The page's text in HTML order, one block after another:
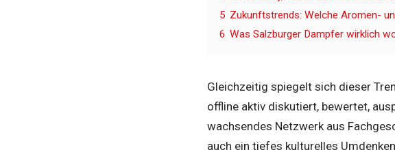
5 Zukunftstrends: Welche Aromen-
6 Was Salzburger Dampfer wirklich
Gleichzeitig spiegelt sich dieser
offline aktiv diskutiert, bewertet,
wachsendes Netzwerk aus
auch ein tiefes kulturelles